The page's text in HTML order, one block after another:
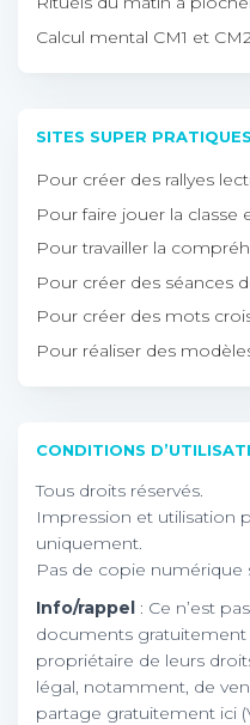
Calcul mental CM1 et
SITES SUPER PRATIQUES
Pour créer des rallyes
Pour faire jouer la classe
Pour travailler la
Pour créer des séances
Pour créer des mots
Pour réaliser des
CONDITIONS
Tous droits réservés.
Impression et utilisation
uniquement.
Pas de copie numérique
Info/rappel : Ce n’est
documents gratuitement
propriétaire de leurs
légal, notamment, de
partage gratuitement ici